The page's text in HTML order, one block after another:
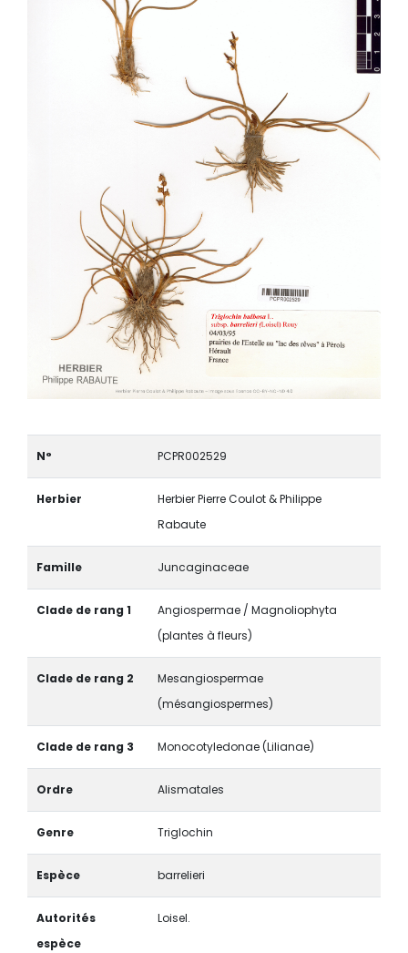
N° PCPR002529
Herbier
Herbier Pierre Coulot & Philippe
Rabaute
Famille Juncaginaceae
Clade de rang 1
Angiospermae / Magnoliophyta
(plantes à fleurs)
Clade de rang 2
Mesangiospermae
(mésangiospermes)
Clade de rang 3 Monocotyledonae (Lilianae)
Ordre Alismatales
Genre Triglochin
Espèce barrelieri
Autorités
espèce
Loisel.